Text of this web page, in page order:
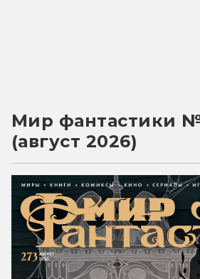
Мир фантастики
(август 2026)